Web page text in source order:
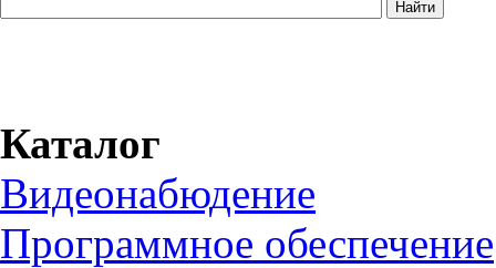
Каталог
Видеонабюдение
Программное обеспечение